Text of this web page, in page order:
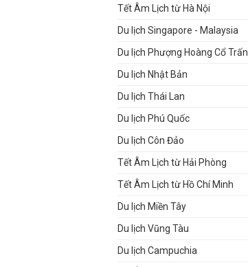
Tết Âm Lịch từ Hà Nội
Du lịch Singapore - Malaysia
Du lịch Phượng Hoàng Cổ Trấn
Du lịch Nhật Bản
Du lịch Thái Lan
Du lịch Phú Quốc
Du lịch Côn Đảo
Tết Âm Lịch từ Hải Phòng
Tết Âm Lịch từ Hồ Chí Minh
Du lịch Miền Tây
Du lịch Vũng Tàu
Du lịch Campuchia